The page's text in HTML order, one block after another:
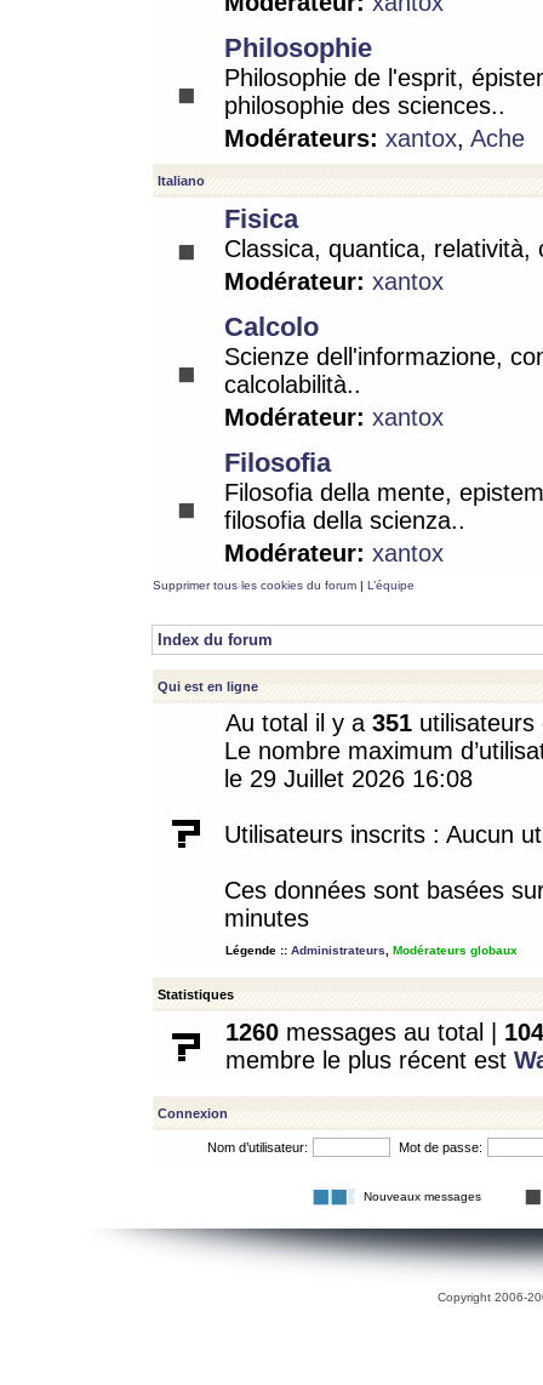
Philosophie
Philosophie de l'esprit,
philosophie des sciences..
Modérateurs: xantox, Ache
Italiano
Fisica
Classica, quantica, relatività,
Modérateur: xantox
Calcolo
Scienze dell'informazione,
calcolabilità..
Modérateur: xantox
Filosofia
Filosofia della mente,
filosofia della scienza..
Modérateur: xantox
Supprimer tous les cookies du forum | L’équipe
Index du forum
Qui est en ligne
Au total il y a 351
Le nombre maximum
le 29 Juillet 2026 16:08
Utilisateurs inscrits : Aucun
Ces données sont basées
minutes
Légende :: Administrateurs Modérateurs globaux
Statistiques
1260 messages au total | 104
membre le plus récent est
Connexion
Nom d’utilisateur: Mot de passe:
Nouveaux messages
Copyright 2006-